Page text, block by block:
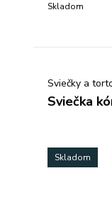
Skladom
Sviečky a
Sviečka
Skladom